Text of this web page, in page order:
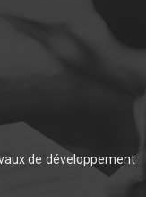
de développement